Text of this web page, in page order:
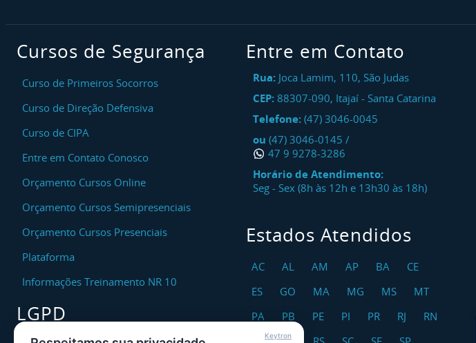
Cursos de Segurança
Curso de Primeiros Socorros
Curso de Direção Defensiva
Curso de CIPA
Entre em Contato Conosco
Orçamento Cursos Online
Orçamento Cursos Semipresenciais
Orçamento Cursos Presenciais
Plataforma
Informações Treinamento NR 10
LGPD
Entre em Contato
Rua: Joca Lamim, 110, São Judas
CEP: 88307-090, Itajaí - Santa Catarina
Telefone: (47) 3046-0045
ou (47) 3046-0145 /
47 9 9278-3286
Horário de Atendimento:
Seg - Sex (8h às 12h e 13h30 às 18h)
Estados Atendidos
AC AL AM AP BA
CE
ES
GO MA MG MS
MT
PA
PB PE PI PR RJ
RN
Keytron